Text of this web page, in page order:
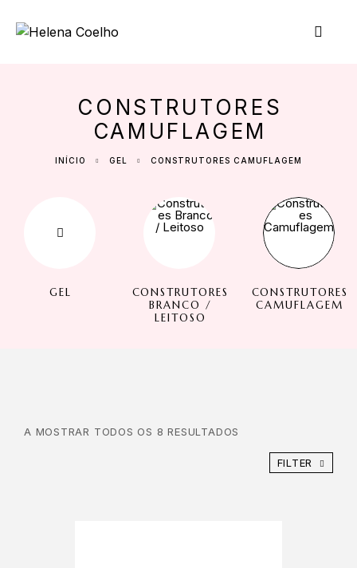
CONSTRUTORES
CAMUFLAGEM
INÍCIO GEL CONSTRUTORES CAMUFLAGEM
GEL
CONSTRUTORES
BRANCO /
LEITOSO
CONSTRUTORES
CAMUFLAGEM
A MOSTRAR TODOS OS 8 RESULTADOS
FILTER